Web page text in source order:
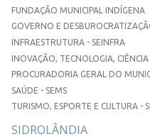
FUNDAÇÃO MUNICIPAL INDÍGENA
GOVERNO E
INFRAESTRUTURA - SEINFRA
INOVAÇÃO, TECNOLOGIA,
PROCURADORIA GERAL DO
SAÚDE - SEMS
TURISMO, ESPORTE E CULTURA -
SIDROLÂNDIA